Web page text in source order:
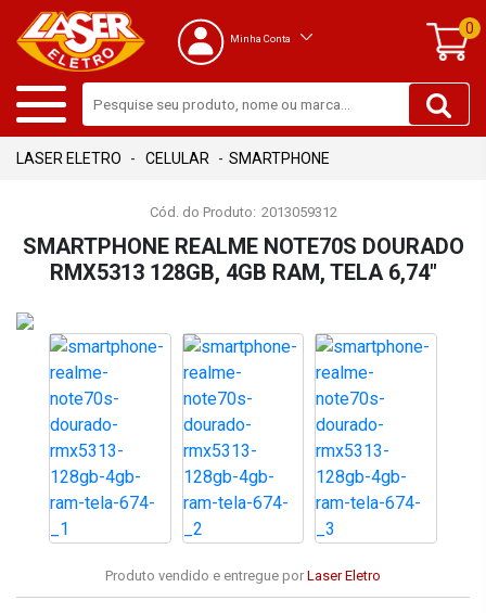
Minha Conta
0
CELULAR SMARTPHONE
Cód. do Produto: 2013059312
SMARTPHONE REALME NOTE70S DOURADO
RMX5313 128GB, 4GB RAM, TELA 6,74"
Produto vendido e entregue por Laser Eletro